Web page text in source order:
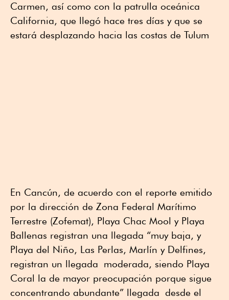
Carmen, así como con la patrulla oceánica
California, que llegó hace tres días y que se
estará desplazando hacia las costas de Tulum
En Cancún, de acuerdo con el reporte emitido
por la dirección de Zona Federal Marítimo
Terrestre (Zofemat), Playa Chac Mool y Playa
Ballenas registran una llegada “muy baja, y
Playa del Niño, Las Perlas, Marlín y Delfines,
registran un llegada moderada, siendo Playa
Coral la de mayor preocupación porque sigue
concentrando abundante” llegada desde el